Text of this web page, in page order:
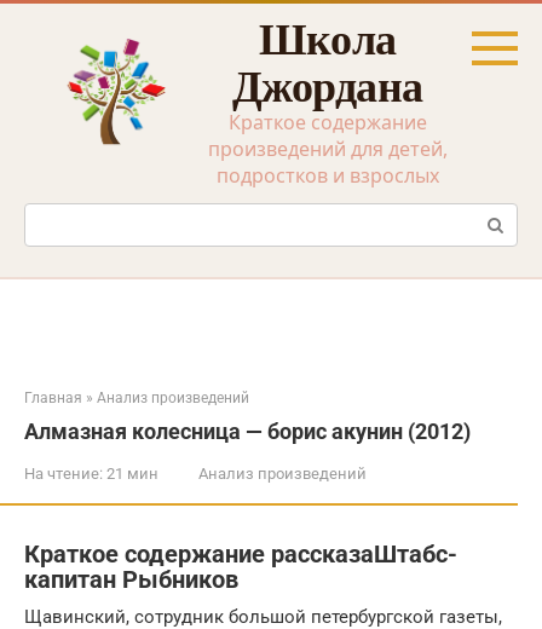
Перейти
Школа
Джордана
Краткое содержание
произведений для детей,
подростков и взрослых
Поиск:
Главная » Анализ произведений
Алмазная колесница — борис акунин (2012)
На чтение: 21 мин Анализ произведений
Краткое содержание рассказаШтабс-
капитан Рыбников
Щавинский, сотрудник большой петербургской газеты,